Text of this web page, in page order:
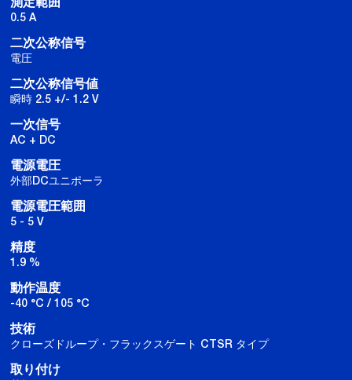
0.5 A
二次公称信号
電圧
二次公称信号値
瞬時 2.5 +/- 1.2 V
一次信号
AC + DC
電源電圧
外部DCユニポーラ
電源電圧範囲
5 - 5 V
精度
1.9 %
動作温度
-40 °C / 105 °C
技術
クローズドループ・フラックスゲート CTSR タイプ
取り付け